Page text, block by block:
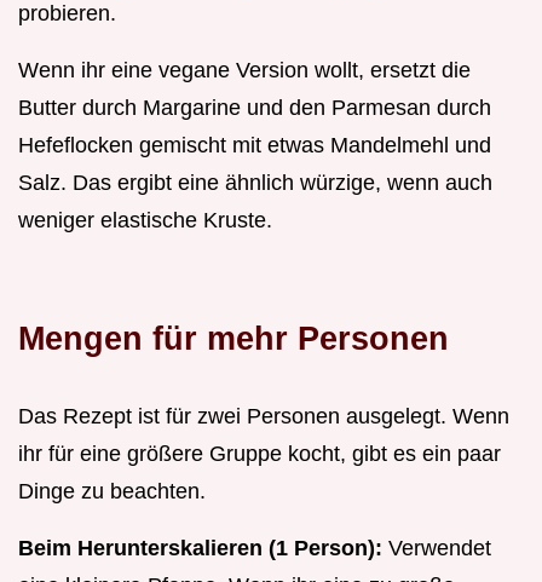
probieren.
Wenn ihr eine vegane Version wollt, ersetzt die
Butter durch Margarine und den Parmesan durch
Hefeflocken gemischt mit etwas Mandelmehl und
Salz. Das ergibt eine ähnlich würzige, wenn auch
weniger elastische Kruste.
Mengen für mehr Personen
Das Rezept ist für zwei Personen ausgelegt. Wenn
ihr für eine größere Gruppe kocht, gibt es ein paar
Dinge zu beachten.
Beim Herunterskalieren (1 Person): Verwendet